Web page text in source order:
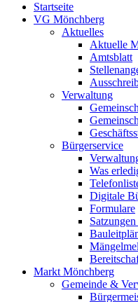
Startseite
VG Mönchberg
Aktuelles
Aktuelle
Amtsblatt
Verwaltung
Bürgerservice
Was
Digitale
Formulare
Markt Mönchberg
Gemeinde &